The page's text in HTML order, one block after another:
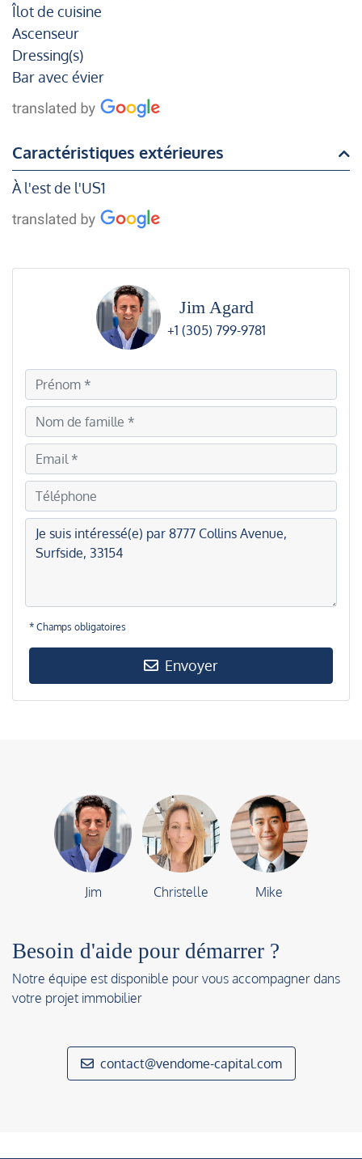
Îlot de cuisine
Ascenseur
Dressing(s)
Bar avec évier
Caractéristiques extérieures
À l'est de l'US1
Jim Agard
+1 (305) 799-9781
* Champs obligatoires
Envoyer
Jim Christelle Mike
Besoin d'aide pour démarrer ?
Notre équipe est disponible pour vous accompagner dans
votre projet immobilier
contact@vendome-capital.com